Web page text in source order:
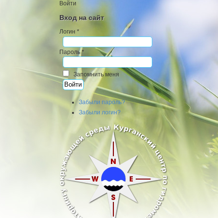
Войти
Вход на сайт
Логин *
Пароль *
Запомнить меня
Забыли пароль?
Забыли логин?